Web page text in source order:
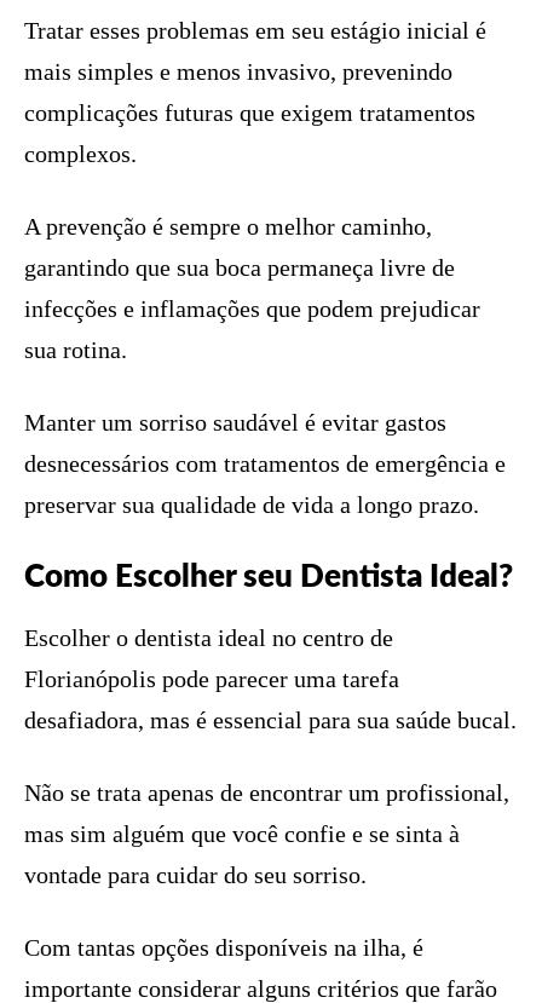
Tratar esses problemas em seu estágio inicial é
mais simples e menos invasivo, prevenindo
complicações futuras que exigem tratamentos
complexos.
A prevenção é sempre o melhor caminho,
garantindo que sua boca permaneça livre de
infecções e inflamações que podem prejudicar
sua rotina.
Manter um sorriso saudável é evitar gastos
desnecessários com tratamentos de emergência e
preservar sua qualidade de vida a longo prazo.
Como Escolher seu Dentista Ideal?
Escolher o dentista ideal no centro de
Florianópolis pode parecer uma tarefa
desafiadora, mas é essencial para sua saúde bucal.
Não se trata apenas de encontrar um profissional,
mas sim alguém que você confie e se sinta à
vontade para cuidar do seu sorriso.
Com tantas opções disponíveis na ilha, é
importante considerar alguns critérios que farão